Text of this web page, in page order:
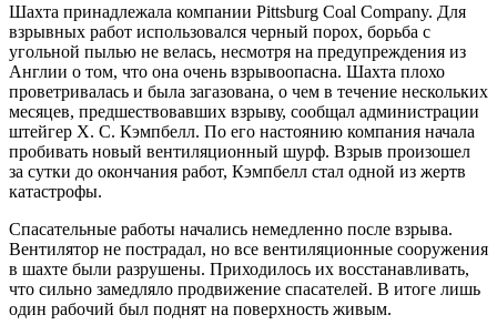
Шахта принадлежала компании Pittsburg Coal Company. Для
взрывных работ использовался черный порох, борьба с
угольной пылью не велась, несмотря на предупреждения из
Англии о том, что она очень взрывоопасна. Шахта плохо
проветривалась и была загазована, о чем в течение нескольких
месяцев, предшествовавших взрыву, сообщал администрации
штейгер Х. С. Кэмпбелл. По его настоянию компания начала
пробивать новый вентиляционный шурф. Взрыв произошел
за сутки до окончания работ, Кэмпбелл стал одной из жертв
катастрофы.
Спасательные работы начались немедленно после взрыва.
Вентилятор не пострадал, но все вентиляционные сооружения
в шахте были разрушены. Приходилось их восстанавливать,
что сильно замедляло продвижение спасателей. В итоге лишь
один рабочий был поднят на поверхность живым.